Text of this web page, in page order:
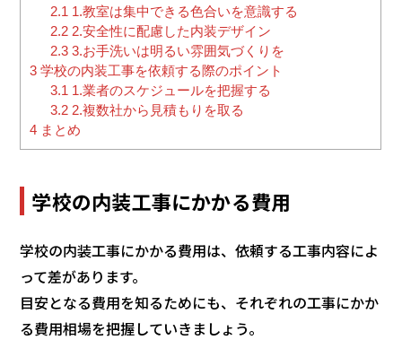
2.1 1.教室は集中できる色合いを意識する
2.2 2.安全性に配慮した内装デザイン
2.3 3.お手洗いは明るい雰囲気づくりを
3 学校の内装工事を依頼する際のポイント
3.1 1.業者のスケジュールを把握する
3.2 2.複数社から見積もりを取る
4 まとめ
学校の内装工事にかかる費用
学校の内装工事にかかる費用は、依頼する工事内容によ
って差があります。
目安となる費用を知るためにも、それぞれの工事にかか
る費用相場を把握していきましょう。